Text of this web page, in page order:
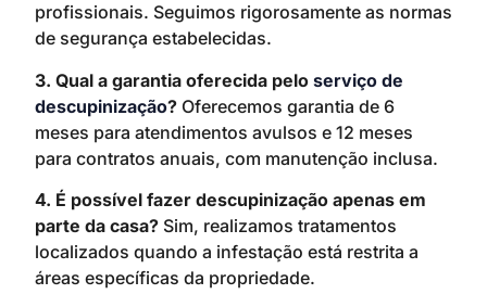
profissionais. Seguimos rigorosamente as normas
de segurança estabelecidas.
3. Qual a garantia oferecida pelo serviço de
descupinização? Oferecemos garantia de 6
meses para atendimentos avulsos e 12 meses
para contratos anuais, com manutenção inclusa.
4. É possível fazer descupinização apenas em
parte da casa? Sim, realizamos tratamentos
localizados quando a infestação está restrita a
áreas específicas da propriedade.